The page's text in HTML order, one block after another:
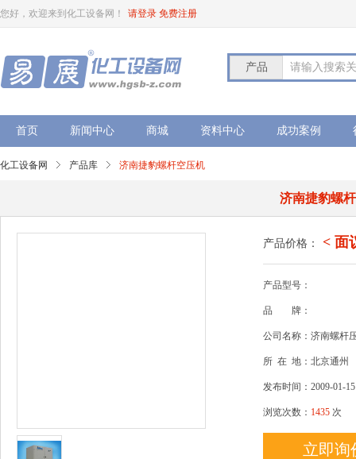
您好，欢迎来到化工设备网！ 请登录 免费注册
产品 请输入搜索
首页 新闻中心 商城 资料中心 成功案例
化工设备网 产品库 济南捷豹螺杆空压机
济南捷豹螺
产品价格： < 面
产品型号：
品 牌：
公司名称：济南螺杆
所 在 地：北京通州
发布时间：2009-01-15
浏览次数： 1435 次
立即询